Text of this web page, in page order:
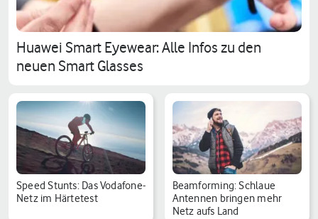
Huawei Smart Eyewear: Alle Infos zu den
neuen Smart Glasses
Speed Stunts: Das Vodafone-
Netz im Härtetest
Beamforming: Schlaue
Antennen bringen mehr
Netz aufs Land